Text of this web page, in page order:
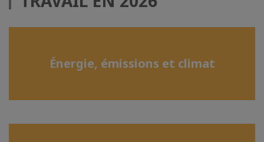
Énergie, émissions et climat